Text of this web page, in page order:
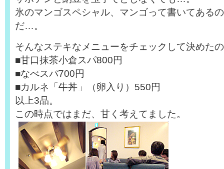
氷のマンゴスペシャル、マンゴって書いてある
だ…。
そんなステキなメニューをチェックして決めた
■甘口抹茶小倉スパ800円
■なべスパ700円
■カルネ「牛丼」（卵入り）550円
以上3品。
この時点ではまだ、甘く考えてました。